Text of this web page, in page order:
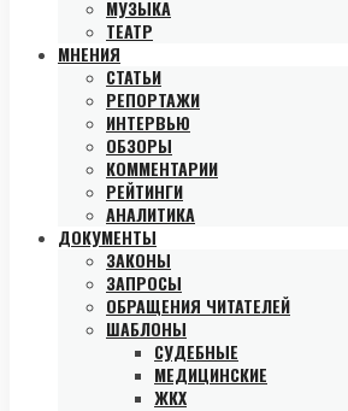
МУЗЫКА
ТЕАТР
МНЕНИЯ
СТАТЬИ
РЕПОРТАЖИ
ИНТЕРВЬЮ
ОБЗОРЫ
КОММЕНТАРИИ
РЕЙТИНГИ
АНАЛИТИКА
ДОКУМЕНТЫ
ЗАКОНЫ
ЗАПРОСЫ
ОБРАЩЕНИЯ ЧИТАТЕЛЕЙ
ШАБЛОНЫ
СУДЕБНЫЕ
МЕДИЦИНСКИЕ
ЖКХ